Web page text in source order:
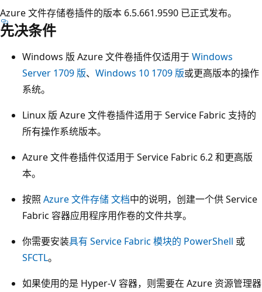
Azure 文件存储卷插件的版本 6.5.661.9590 已正式发布。
先决条件
Windows 版 Azure 文件卷插件仅适用于Windows
Server 1709 版、 Windows 10 1709 版或更高版本的操作
系统。
Linux 版 Azure 文件卷插件适用于 Service Fabric 支持的
所有操作系统版本。
Azure 文件卷插件仅适用于 Service Fabric 6.2 和更高版
本。
按照 Azure 文件存储 文档中的说明，创建一个供 Service
Fabric 容器应用程序用作卷的文件共享。
你需要安装具有 Service Fabric 模块的 PowerShell 或
SFCTL。
如果使用的是 Hyper-V 容器，则需要在 Azure 资源管理器